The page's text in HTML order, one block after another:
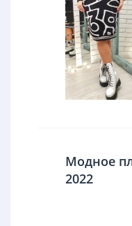
Модное
2022